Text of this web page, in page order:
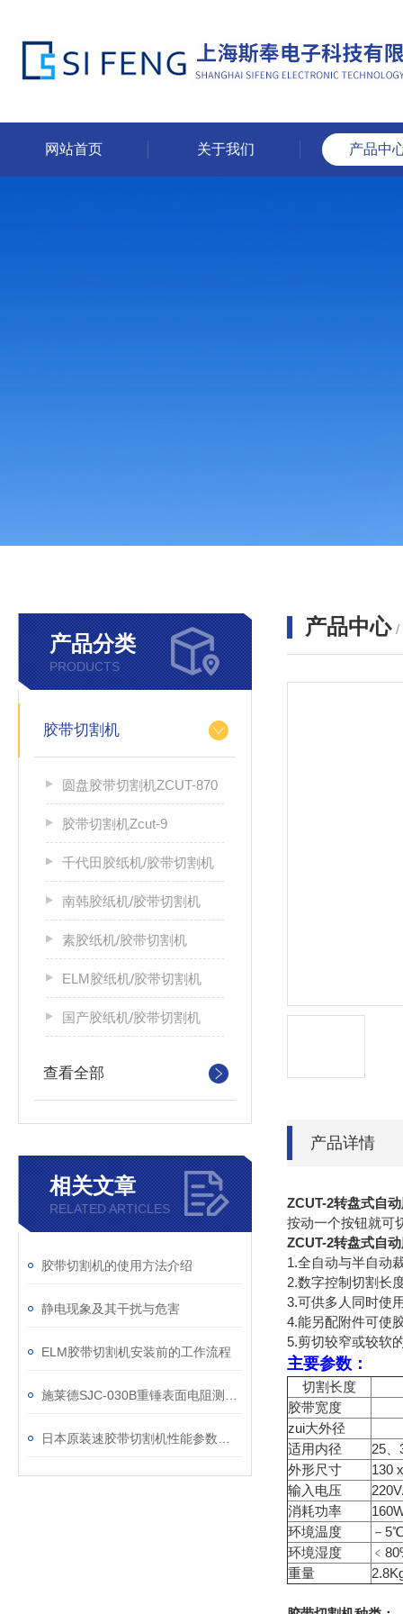
网站首页 关于我们 产品中
产品分类
PRODUCTS
胶带切割机
圆盘胶带切割机ZCUT-870
胶带切割机Zcut-9
千代田胶纸机/胶带切割机
南韩胶纸机/胶带切割机
素胶纸机/胶带切割机
ELM胶纸机/胶带切割机
国产胶纸机/胶带切割机
查看全部
相关文章
RELATED ARTICLES
胶带切割机的使用方法介绍
静电现象及其干扰与危害
ELM胶带切割机安装前的工作流程
产品中心 /
产品详情
ZCUT-2转盘式自
按动一个按钮就可
ZCUT-2转盘式自
1.全自动与半自动
2.数字控制切割长
3.可供多人同时使
4.能另配附件可使
5.剪切较窄或较软
主要参数：
切割长度
胶带宽度
zui大外径
适用内径
25、
外形尺寸
130
输入电压
消耗功率
环境温度
－
环境湿度
重量